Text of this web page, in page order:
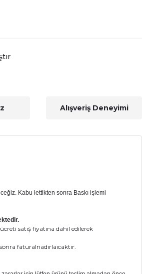
Alışveriş Deneyimi
Kabu lettikten sonra Baskı işlemi
satış fiyatına dahil edilerek
faturalnadırlaıcaktır.